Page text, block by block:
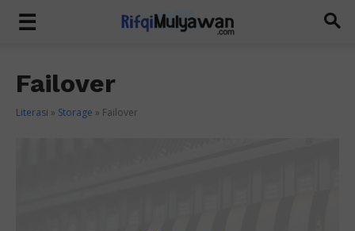
Failover
Literasi » Storage » Failover